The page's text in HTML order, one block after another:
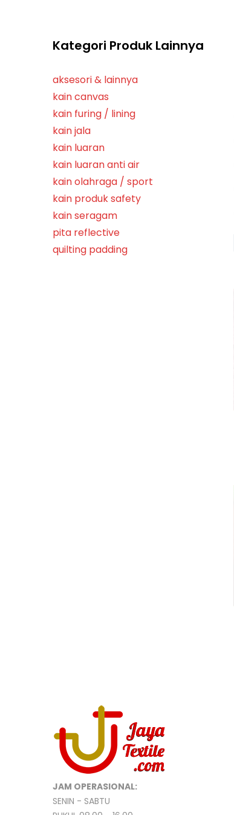
Kategori Produk Lainnya
aksesori & lainnya
kain canvas
kain furing / lining
kain jala
kain luaran
kain luaran anti air
kain olahraga / sport
kain produk safety
kain seragam
pita reflective
quilting padding
JAM OPERASIONAL:
SENIN - SABTU